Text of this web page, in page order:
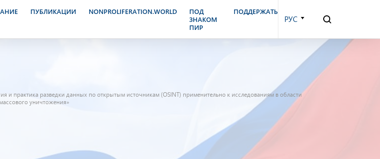
ПУБЛИКАЦИИ NONPROLIFERATION.WORLD
ПОД
ЗНАКОМ
ПИР
ПОДДЕРЖАТЬ
РУС
и практика разведки данных по открытым источникам (OSINT) применительно к исследованиям в области
уничтожения»